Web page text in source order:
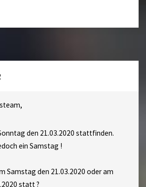
den 21.03.2020 stattfinden.
ein Samstag !
Samstag den 21.03.2020 oder am
statt ?